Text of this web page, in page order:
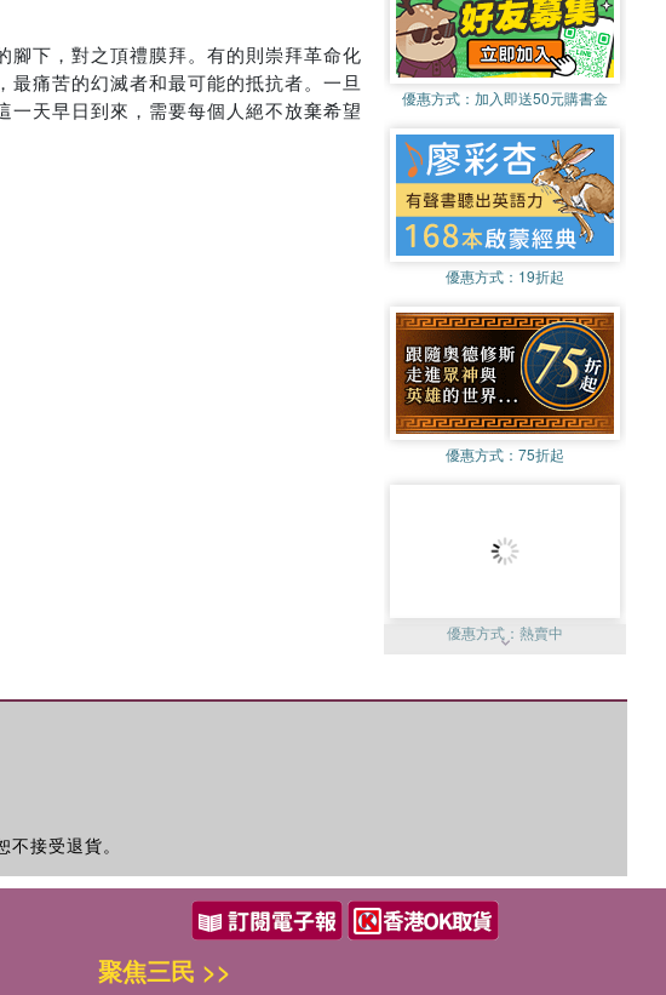
下，對之頂禮膜拜。有的則崇拜革命化
痛苦的幻滅者和最可能的抵抗者。一旦
天早日到來，需要每個人絕不放棄希望
優惠方式： 加入即送50元購書金
優惠方式： 19折起
優惠方式： 75折起
優惠方式： 熱賣中
接受退貨。
聚焦三民 >>